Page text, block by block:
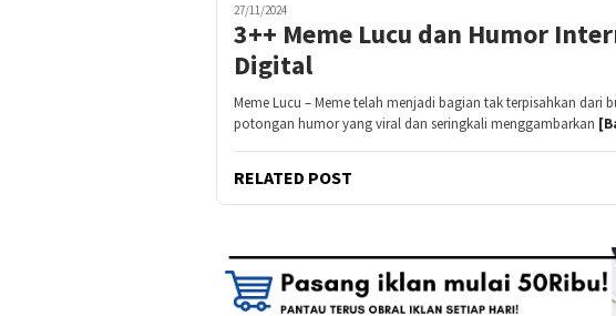
27/11/2024
3++ Meme Lucu dan Humor
Digital
Meme Lucu – Meme telah menjadi bagian tak terpisahkan dari
potongan humor yang viral dan seringkali menggambarkan
RELATED POST